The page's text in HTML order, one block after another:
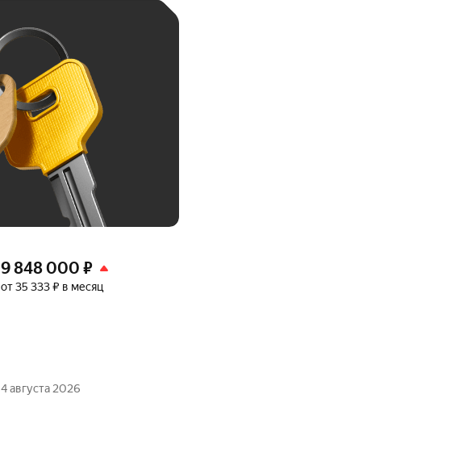
9 848 000 ₽
от 35 333 ₽ в месяц
4 августа 2026